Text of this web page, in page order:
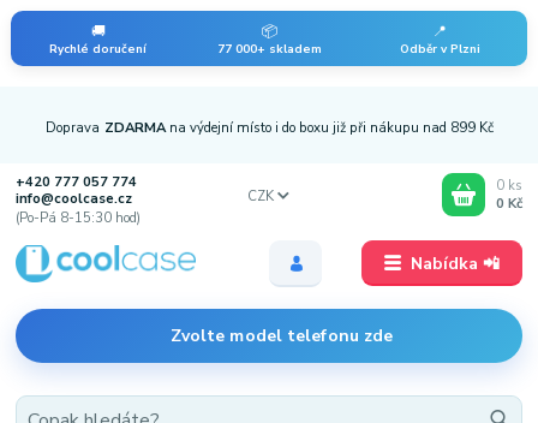
🚚
Rychlé doručení
📦
77 000+ skladem
📍
Odběr v Plzni
Nabídka 📲
Doprava ZDARMA na výdejní místo i do boxu již při nákupu nad 899 Kč
+420 777 057 774
info@coolcase.cz
(Po-Pá 8-15:30 hod)
Zvolte model telefonu zde
CZK
0 ks
0 Kč